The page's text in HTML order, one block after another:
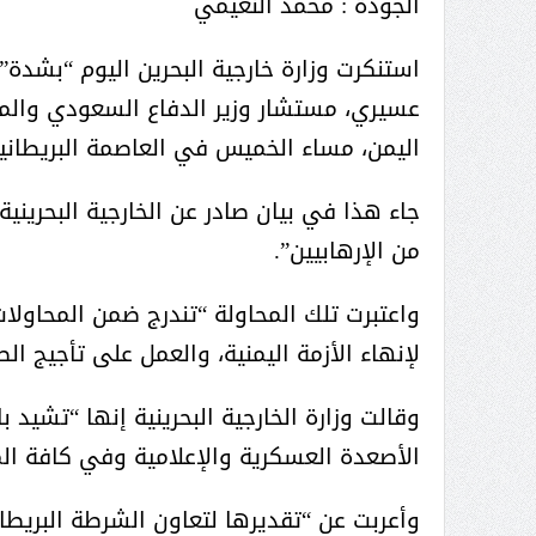
استنكرت وزارة خارجية البحرين اليوم
عسيري، مستشار وزير الدفاع السعودي
اليمن، مساء الخميس في العاصمة
جاء هذا في بيان صادر عن الخارجية
من الإرهابيين”.
واعتبرت تلك المحاولة “تندرج ضمن
لإنهاء الأزمة اليمنية، والعمل على
وقالت وزارة الخارجية البحرينية إنها
الأصعدة العسكرية والإعلامية وفي كافة
وأعربت عن “تقديرها لتعاون الشرطة